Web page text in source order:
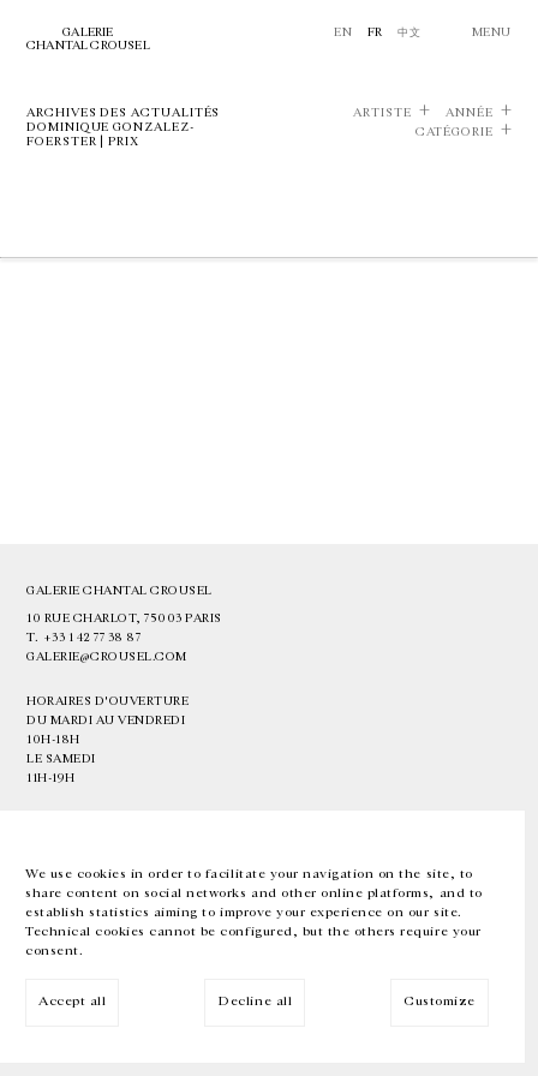
We use cookies in order to facilitate your navigation on the site, to
share content on social networks and other online platforms, and to
establish statistics aiming to improve your experience on our site.
Technical cookies cannot be configured, but the others require your
consent.
Accept all Decline all Customize
GALERIE
CHANTAL CROUSEL
EN FR 中文 MENU
ARCHIVES DES ACTUALITÉS
DOMINIQUE GONZALEZ-
FOERSTER | PRIX
ARTISTE
ANNÉE
CATÉGORIE
GALERIE CHANTAL CROUSEL
10 RUE CHARLOT, 75003 PARIS
T. +33 1 42 77 38 87
GALERIE@CROUSEL.COM
HORAIRES D'OUVERTURE
DU MARDI AU VENDREDI
10H-18H
LE SAMEDI
11H-19H
EN FR 中文 Facebook Instagram
Inscrivez-vous à notre newsletter